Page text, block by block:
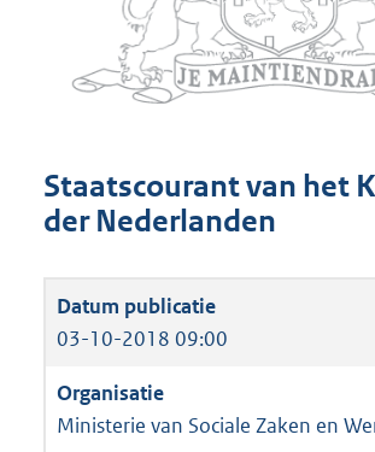
Staatscourant van het
der Nederlanden
03-10-2018 09:00
Ministerie van Sociale Zaken en